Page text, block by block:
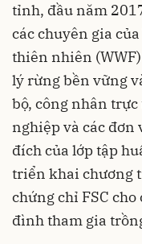
tỉnh, đầu năm
các chuyên gia
thiên nhiên
lý rừng bền vững
bộ, công nhân
nghiệp và các
đích của lớp tập
triển khai chương
chứng chỉ FSC
đình tham gia